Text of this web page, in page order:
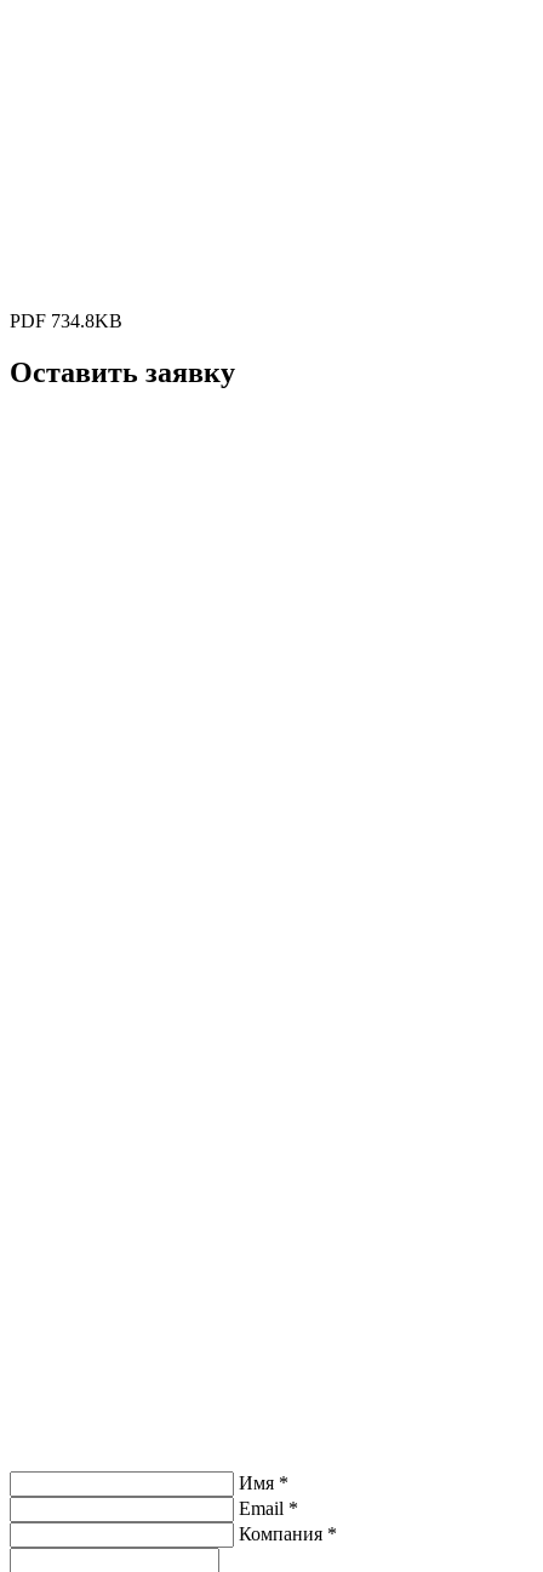
PDF 734.8KB
Оставить заявку
Имя *
Email *
Компания *